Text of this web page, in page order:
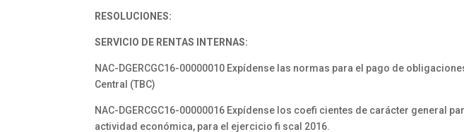
RESOLUCIONES:
SERVICIO DE RENTAS INTERNAS:
NAC-DGERCGC16-00000010 Expídense las normas para el pago de
Central (TBC)
NAC-DGERCGC16-00000016 Expídense los coefi cientes de carácter general
actividad económica, para el ejercicio fi scal 2016.